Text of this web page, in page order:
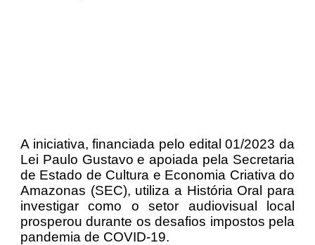
A iniciativa, financiada pelo edital 01/2023 da
Lei Paulo Gustavo e apoiada pela Secretaria
de Estado de Cultura e Economia Criativa do
Amazonas (SEC), utiliza a História Oral para
investigar como o setor audiovisual local
prosperou durante os desafios impostos pela
pandemia de COVID-19.